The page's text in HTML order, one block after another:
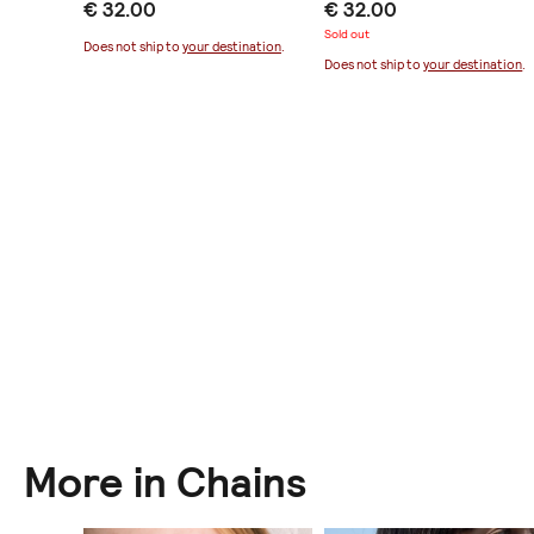
€ 32.00
Does not ship to your destination.
Hips”
€ 32.00
Sold out
Does not ship toyour destination
More in Chains